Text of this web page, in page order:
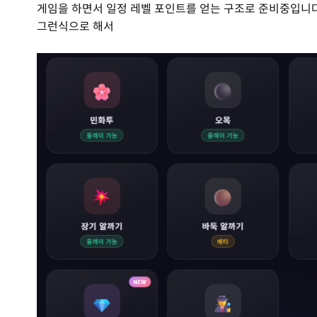
게임을 하면서 일정 레벨 포인트를 얻는 구조로 준비중입니
그런식으로 해서